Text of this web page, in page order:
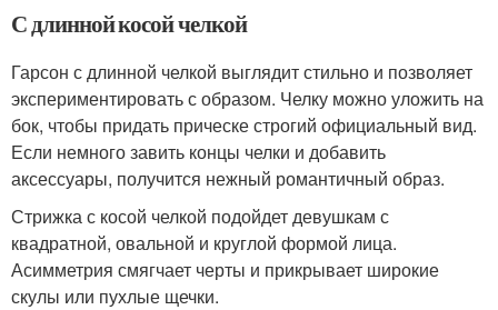
С длинной косой челкой
Гарсон с длинной челкой выглядит стильно и позволяет
экспериментировать с образом. Челку можно уложить на
бок, чтобы придать прическе строгий официальный вид.
Если немного завить концы челки и добавить
аксессуары, получится нежный романтичный образ.
Стрижка с косой челкой подойдет девушкам с
квадратной, овальной и круглой формой лица.
Асимметрия смягчает черты и прикрывает широкие
скулы или пухлые щечки.